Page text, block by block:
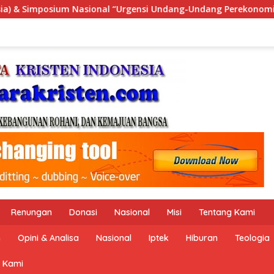
Perekonomian Nasional dan Kesejahteraan Sosial
Renungan Donasi Nasional Misi Tentang Kami
Opini & Analisa Nasional Iptek Hiburan Teologia
Kami